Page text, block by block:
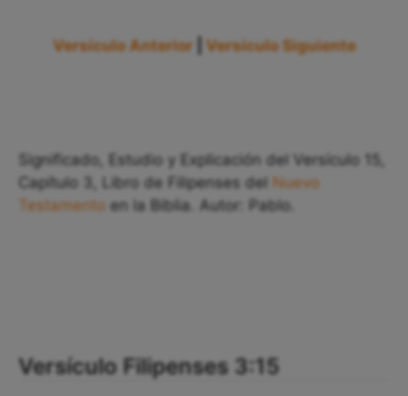
Versículo Anterior Versículo Siguiente
Significado, Estudio y Explicación del Versículo 15,
Capítulo 3, Libro de Filipenses del Nuevo
Testamento en la Biblia. Autor: Pablo.
Versículo Filipenses 3:15